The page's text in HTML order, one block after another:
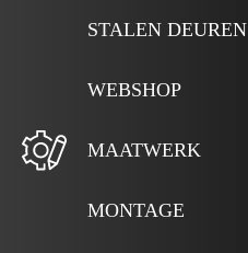
STALEN DEUREN
WEBSHOP
MAATWERK
MONTAGE